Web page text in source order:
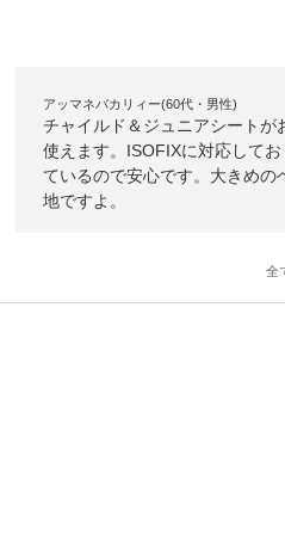
アッマネバカリィー(60代・男性)
チャイルド＆ジュニアシート
使えます。ISOFIXに対応して
ているので安心です。大きめ
地ですよ。
全